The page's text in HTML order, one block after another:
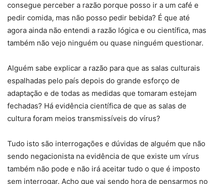
consegue perceber a razão porque posso ir a um café e
pedir comida, mas não posso pedir bebida? É que até
agora ainda não entendi a razão lógica e ou científica, mas
também não vejo ninguém ou quase ninguém questionar.
Alguém sabe explicar a razão para que as salas culturais
espalhadas pelo país depois do grande esforço de
adaptação e de todas as medidas que tomaram estejam
fechadas? Há evidência científica de que as salas de
cultura foram meios transmissíveis do vírus?
Tudo isto são interrogações e dúvidas de alguém que não
sendo negacionista na evidência de que existe um vírus
também não pode e não irá aceitar tudo o que é imposto
sem interrogar. Acho que vai sendo hora de pensarmos no